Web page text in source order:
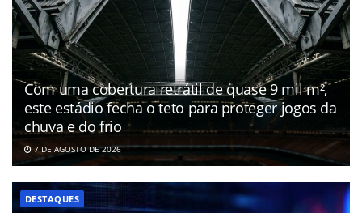
Com uma cobertura retrátil de quase 9 mil m²,
este estádio fecha o teto para proteger jogos da
chuva e do frio
7 DE AGOSTO DE 2026
DESTAQUES